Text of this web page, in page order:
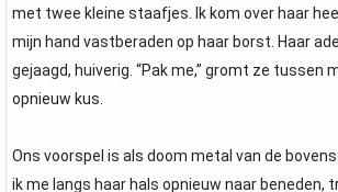
met twee kleine staafjes. Ik kom over haar
mijn hand vastberaden op haar borst. Haar
gejaagd, huiverig. “Pak me,” gromt ze tussen
opnieuw kus.
Ons voorspel is als doom metal van de
ik me langs haar hals opnieuw naar beneden,